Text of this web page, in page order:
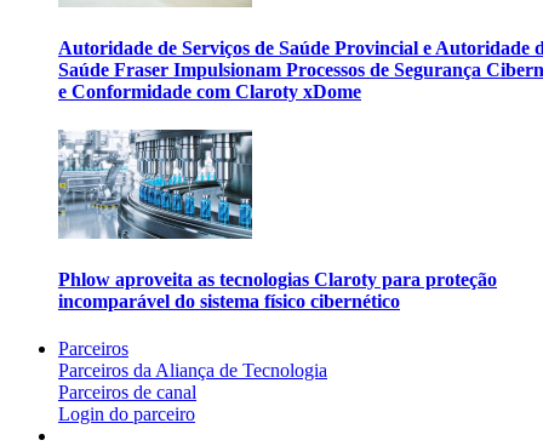
Autoridade de Serviços de Saúde Provincial e Autoridade
Saúde Fraser Impulsionam Processos de Segurança
e Conformidade com Claroty xDome
Phlow aproveita as tecnologias Claroty para proteção
incomparável do sistema físico cibernético
Parceiros
Parceiros da Aliança de Tecnologia
Parceiros de canal
Login do parceiro